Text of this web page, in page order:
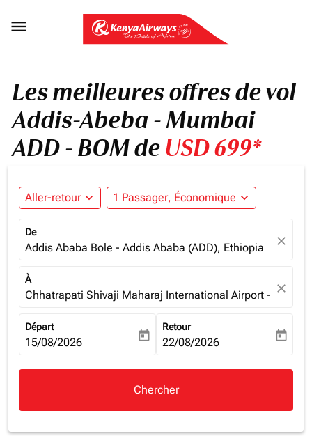

Les meilleures offres de vol
Addis-Abeba - Mumbai
ADD - BOM deUSD 699*
Aller-retour expand_more 1 Passager, Économique expand_more
De
Addis Ababa Bole - Addis Ababa (ADD), Ethiopia close
À
Chhatrapati Shivaji Maharaj International Airport - close
Départ
fc-booking-departure-date-aria-label
15/08/2026 today
Retour
fc-booking-return-date-aria-
22/08/2026 today
Chercher